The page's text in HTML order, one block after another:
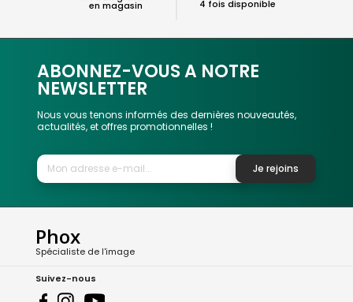
en magasin 4 fois disponible
ABONNEZ-VOUS A NOTRE
NEWSLETTER
Nous vous tenons informés des dernières nouveautés,
actualités, et offres promotionnelles !
Je rejoins
Phox
Spécialiste de l'image
Suivez-nous